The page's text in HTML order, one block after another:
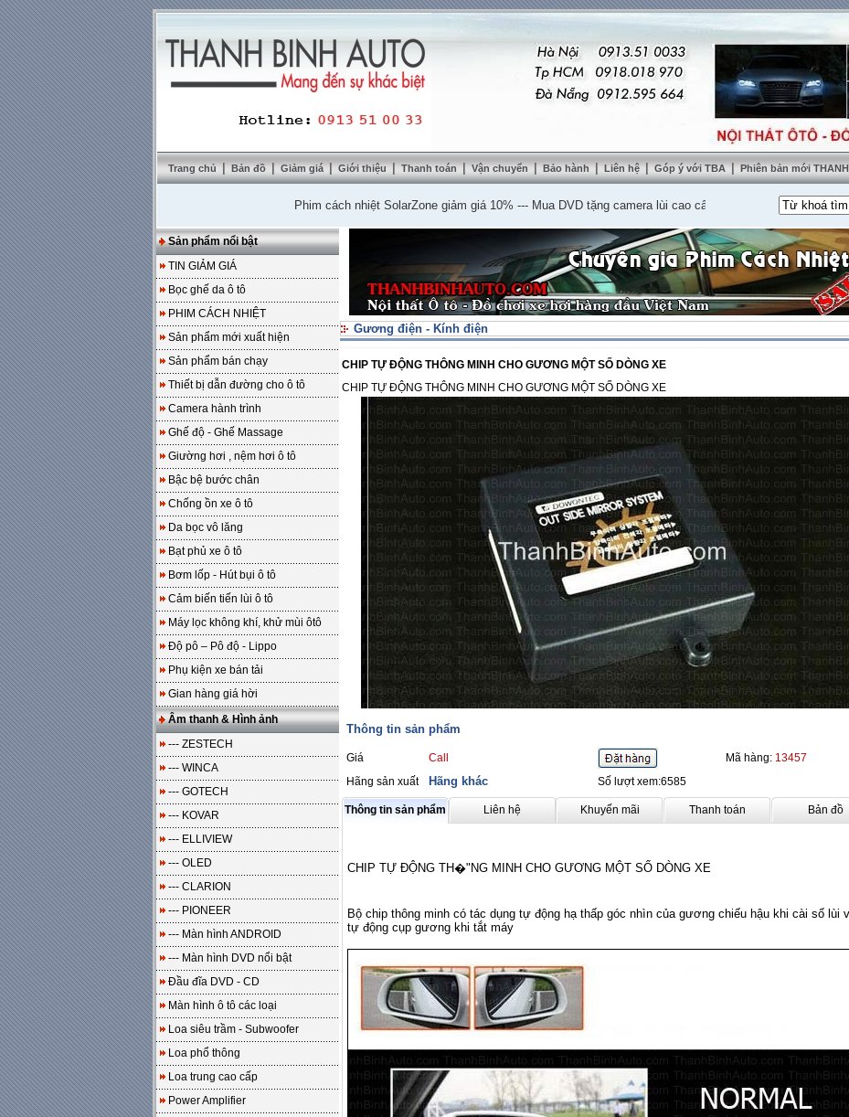
Trang chủ | Bản đồ | Giảm giá | Giới thiệu | Thanh toán | Vận chuyển | Bảo hành | Liên hệ | Góp ý với TBA | Phiên bản mới
Phim cách nhiệt SolarZone giảm giá 10% ---Mua DVD tặng camera lùi cao cấp ---Lắp nệm ghế da thật tặng sàn
Sản phẩm nổi bật
TIN GIẢM GIÁ
Bọc ghế da ô tô
PHIM CÁCH NHIỆT
Sản phẩm mới xuất hiện
Sản phẩm bán chạy
Thiết bị dẫn đường cho ô tô
Camera hành trình
Ghế độ - Ghế Massage
Giường hơi , nệm hơi ô tô
Bậc bệ bước chân
Chống ồn xe ô tô
Da bọc vô lăng
Bạt phủ xe ô tô
Bơm lốp - Hút bụi ô tô
Cảm biến tiến lùi ô tô
Máy lọc không khí, khử mùi ôtô
Độ pô – Pô độ - Lippo
Phụ kiện xe bán tải
Gian hàng giá hời
Âm thanh & Hình ảnh
--- ZESTECH
--- WINCA
--- GOTECH
--- KOVAR
--- ELLIVIEW
--- OLED
--- CLARION
--- PIONEER
--- Màn hình ANDROID
--- Màn hình DVD nổi bật
Đầu đĩa DVD - CD
Màn hình ô tô các loại
Loa siêu trầm - Subwoofer
Loa phổ thông
Loa trung cao cấp
Power Amplifier
Gương điện - Kính điện
CHIP TỰ ĐỘNG THÔNG MINH CHO GƯƠNG MỘT SỐ DÒNG XE
CHIP TỰ ĐỘNG THÔNG MINH CHO GƯƠNG MỘT SỐ DÒNG XE
Thông tin sản phẩm
Giá Call Mã hàng: 13457
Hãng sản xuất
Hãng khác Số lượt xem:6585
Thông tin sản phẩm Liên hệ Khuyến mãi Thanh toán Bản đồ
CHIP TỰ ĐỘNG TH�"NG MINH CHO GƯƠNG MỘT SỐ DÒNG XE
Bộ chip thông minh có tác dụng tự động hạ thấp góc nhìn của gương chiếu hậu khi cài số lùi
tự động cụp gương khi tắt máy